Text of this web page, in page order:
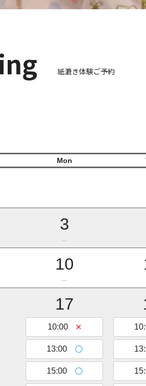
紙漉き体験ご予約
Mon
3
10
17
10:00
13:00
15:00
和詩倶楽部ウェブショップ